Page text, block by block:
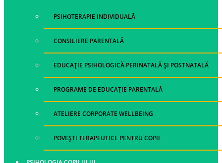
PSIHOTERAPIE INDIVIDUALĂ
CONSILIERE PARENTALĂ
EDUCAȚIE PSIHOLOGICĂ PERINATALĂ ȘI POSTNATALĂ
PROGRAME DE EDUCAȚIE PARENTALĂ
ATELIERE CORPORATE WELLBEING
POVEȘTI TERAPEUTICE PENTRU COPII